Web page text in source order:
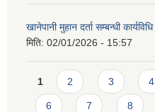
खानेपानी मुहान दर्ता सम्बन्धी कार्यविधि
मिति: 02/01/2026 - 15:57
Pages
1 2 3 4
6 7 8